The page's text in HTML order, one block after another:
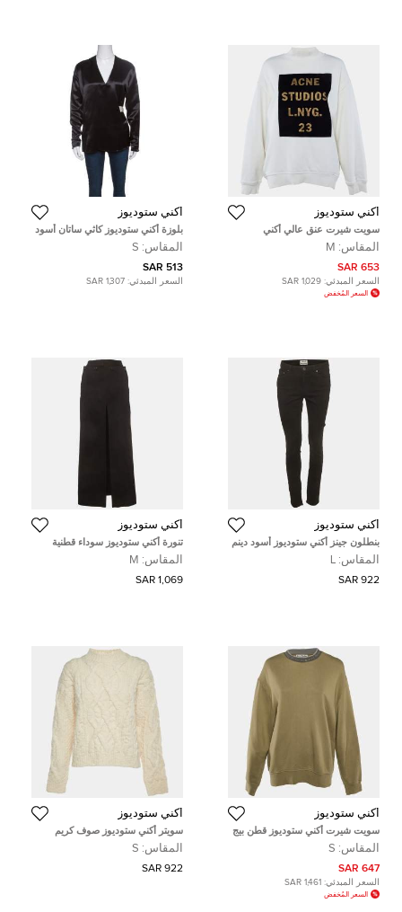
أكني ستوديوز
سويت شيرت عنق عالي أكني
ستوديوز قطن بشعار مضغوط كريمي
مقاس ميديم
المقاس: M
653 SAR
السعر المبدئي: 1,029 SAR
السعر المُخفض
أكني ستوديوز
بلوزة أكني ستوديوز كاثي ساتان أسود
بحزام S
المقاس: S
513 SAR
السعر المبدئي: 1,307 SAR
أكني ستوديوز
بنطلون جينز أكني ستوديوز أسود دينم
بوصة
المقاس: L
922 SAR
أكني ستوديوز
تنورة أكني ستوديوز سوداء قطنية
دريفت متوسطة
المقاس: M
1,069 SAR
أكني ستوديوز
سويت شيرت أكني ستوديوز قطن بيج
محبوك مقاس صغير
المقاس: S
647 SAR
السعر المبدئي: 1,461 SAR
السعر المُخفض
أكني ستوديوز
سويتر أكني ستوديوز صوف كريم
مضلع إدويتا مقاس صغير
المقاس: S
922 SAR